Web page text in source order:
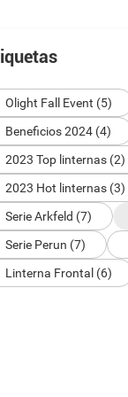
Olight Fall Event (5)
Beneficios 2024 (4)
2023 Top linternas (2)
2023 Hot linternas (3)
Serie Arkfeld (7)
Serie Perun (7)
Linterna Frontal (6)